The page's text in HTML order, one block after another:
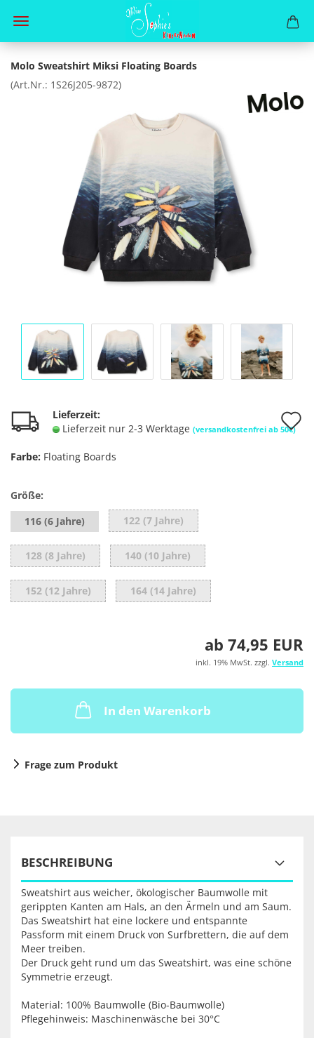
Molo Sweatshirt Miksi Floating Boards
(Art.Nr.: 1S26J205-9872)
Lieferzeit:
Lieferzeit nur 2-3 Werktage (versandkostenfrei ab 50€)
Farbe: Floating Boards
Größe:
116 (6 Jahre)
122 (7 Jahre)
128 (8 Jahre) 140 (10 Jahre)
152 (12 Jahre) 164 (14 Jahre)
ab 74,95 EUR
inkl. 19% MwSt. zzgl. Versand
In den Warenkorb
Frage zum Produkt
BESCHREIBUNG
Sweatshirt aus weicher, ökologischer Baumwolle mit
gerippten Kanten am Hals, an den Ärmeln und am Saum.
Das Sweatshirt hat eine lockere und entspannte
Passform mit einem Druck von Surfbrettern, die auf dem
Meer treiben.
Der Druck geht rund um das Sweatshirt, was eine schöne
Symmetrie erzeugt.
Material: 100% Baumwolle (Bio-Baumwolle)
Pflegehinweis: Maschinenwäsche bei 30°C